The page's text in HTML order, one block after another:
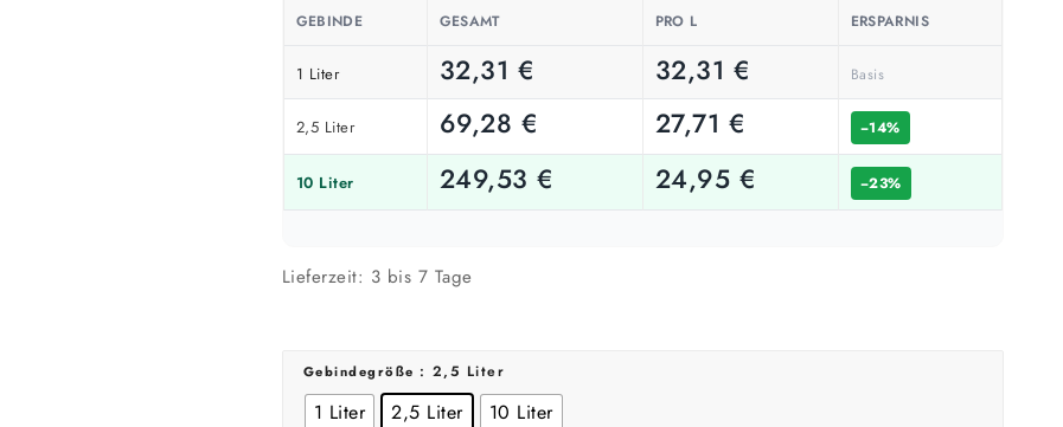
📏 Ihre Fläche
Farbig / dunkel Weiß / hell
GEBINDE GESAMT PRO L ERSPARNIS
1 Liter 32,31 € 32,31 € Basis
2,5 Liter 69,28 € 27,71 € −14%
10 Liter 249,53€ 24,95 € −23%
Lieferzeit: 3 bis 7 Tage
Gebindegröße : 2,5 Liter
1 Liter 2,5 Liter 10 Liter